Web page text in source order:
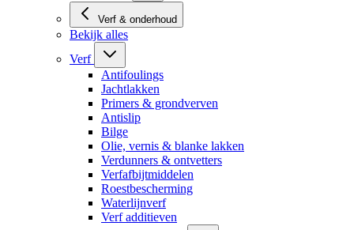
Verf & onderhoud
Bekijk alles
Verf
Antifoulings
Jachtlakken
Primers & grondverven
Antislip
Bilge
Olie, vernis & blanke lakken
Verdunners & ontvetters
Verfafbijtmiddelen
Roestbescherming
Waterlijnverf
Verf additieven